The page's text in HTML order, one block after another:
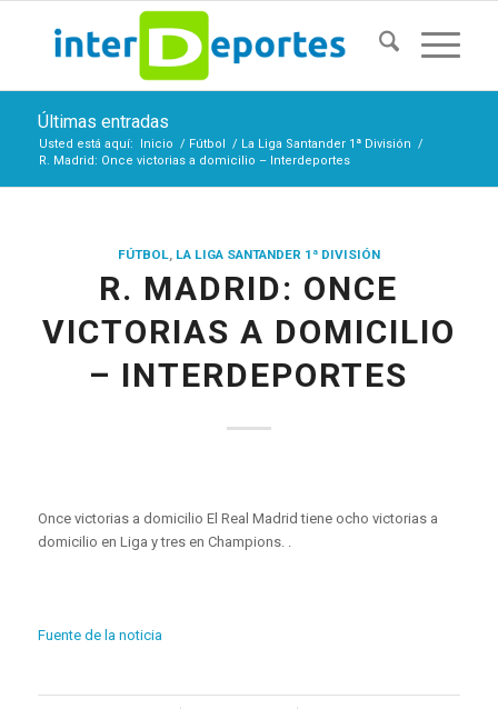
Últimas entradas
Usted está aquí: Inicio / Fútbol / La Liga Santander 1ª División /
R. Madrid: Once victorias a domicilio – Interdeportes
FÚTBOL, LA LIGA SANTANDER 1ª DIVISIÓN
R. MADRID: ONCE
VICTORIAS A DOMICILIO
– INTERDEPORTES
Once victorias a domicilio El Real Madrid tiene ocho victorias a
domicilio en Liga y tres en Champions. .
Fuente de la noticia